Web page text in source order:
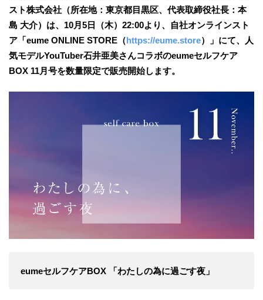
スト株式会社（所在地：東京都目黒区、代表取締役社長：本
島 大介）は、10月5日（木）22:00より、自社オンラインスト
ア「eume ONLINE STORE（https://eume.store）」にて、人
気モデルYouTuber石井亜美さんコラボのeumeセルフケア
BOX 11月号を数量限定で販売開始します。
eumeセルフケアBOX 「わたしの為に過ごす夜」